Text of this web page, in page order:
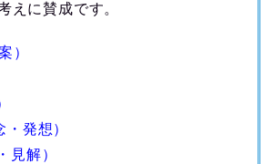
えに賛成です。
）
発想）
見解）